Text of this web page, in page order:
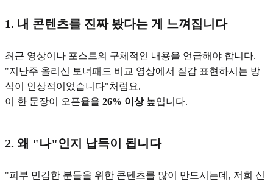
1. 내 콘텐츠를 진짜 봤다는 게 느껴집니다
최근 영상이나 포스트의 구체적인 내용을 언급해야 합니다.
"지난주 올리신 토너패드 비교 영상에서 질감 표현하시는 방
식이 인상적이었습니다"처럼요.
이 한 문장이 오픈율을 26% 이상높입니다.
2. 왜 "나"인지 납득이 됩니다
"피부 민감한 분들을 위한 콘텐츠를 많이 만드시는데, 저희 신